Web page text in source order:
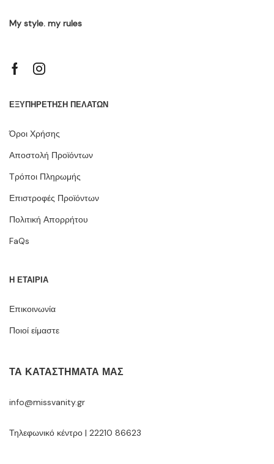
My style. my rules
ΕΞΥΠΗΡΕΤΗΣΗ ΠΕΛΑΤΩΝ
Όροι Χρήσης
Αποστολή Προϊόντων
Τρόποι Πληρωμής
Επιστροφές Προϊόντων
Πολιτική Απορρήτου
FaQs
Η ΕΤΑΙΡΙΑ
Επικοινωνία
Ποιοί είμαστε
ΤΑ ΚΑΤΑΣΤΉΜΑΤΆ ΜΑΣ
info@missvanity.gr
Τηλεφωνικό κέντρο | 22210 86623